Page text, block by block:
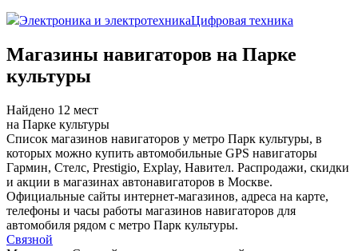
Электроника и электротехникаЦифровая техника
Магазины навигаторов на Парке
культуры
Найдено 12 мест
на Парке культуры
Список магазинов навигаторов у метро Парк культуры, в
которых можно купить автомобильные GPS навигаторы
Гармин, Стелс, Prestigio, Explay, Навител. Распродажи, скидки
и акции в магазинах автонавигаторов в Москве.
Официальные сайты интернет-магазинов, адреса на карте,
телефоны и часы работы магазинов навигаторов для
автомобиля рядом с метро Парк культуры.
Связной